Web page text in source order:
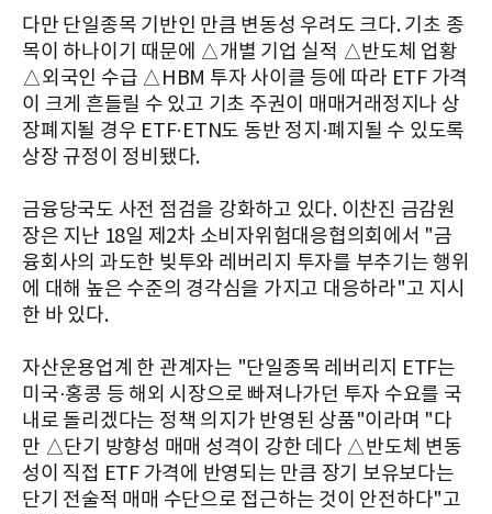
다만 단일종목 기반인 만큼 변동성 우려도 크다. 기초 종
목이 하나이기 때문에 △개별 기업 실적 △반도체 업황
△외국인 수급 △HBM 투자 사이클 등에 따라 ETF 가격
이 크게 흔들릴 수 있고 기초 주권이 매매거래정지나 상
장폐지될 경우 ETF·ETN도 동반 정지·폐지될 수 있도록
상장 규정이 정비됐다.
금융당국도 사전 점검을 강화하고 있다. 이찬진 금감원
장은 지난 18일 제2차 소비자위험대응협의회에서 "금
융회사의 과도한 빚투와 레버리지 투자를 부추기는 행위
에 대해 높은 수준의 경각심을 가지고 대응하라"고 지시
한 바 있다.
자산운용업계 한 관계자는 "단일종목 레버리지 ETF는
미국·홍콩 등 해외 시장으로 빠져나가던 투자 수요를 국
내로 돌리겠다는 정책 의지가 반영된 상품"이라며 "다
만 △단기 방향성 매매 성격이 강한 데다 △반도체 변동
성이 직접 ETF 가격에 반영되는 만큼 장기 보유보다는
단기 전술적 매매 수단으로 접근하는 것이 안전하다"고